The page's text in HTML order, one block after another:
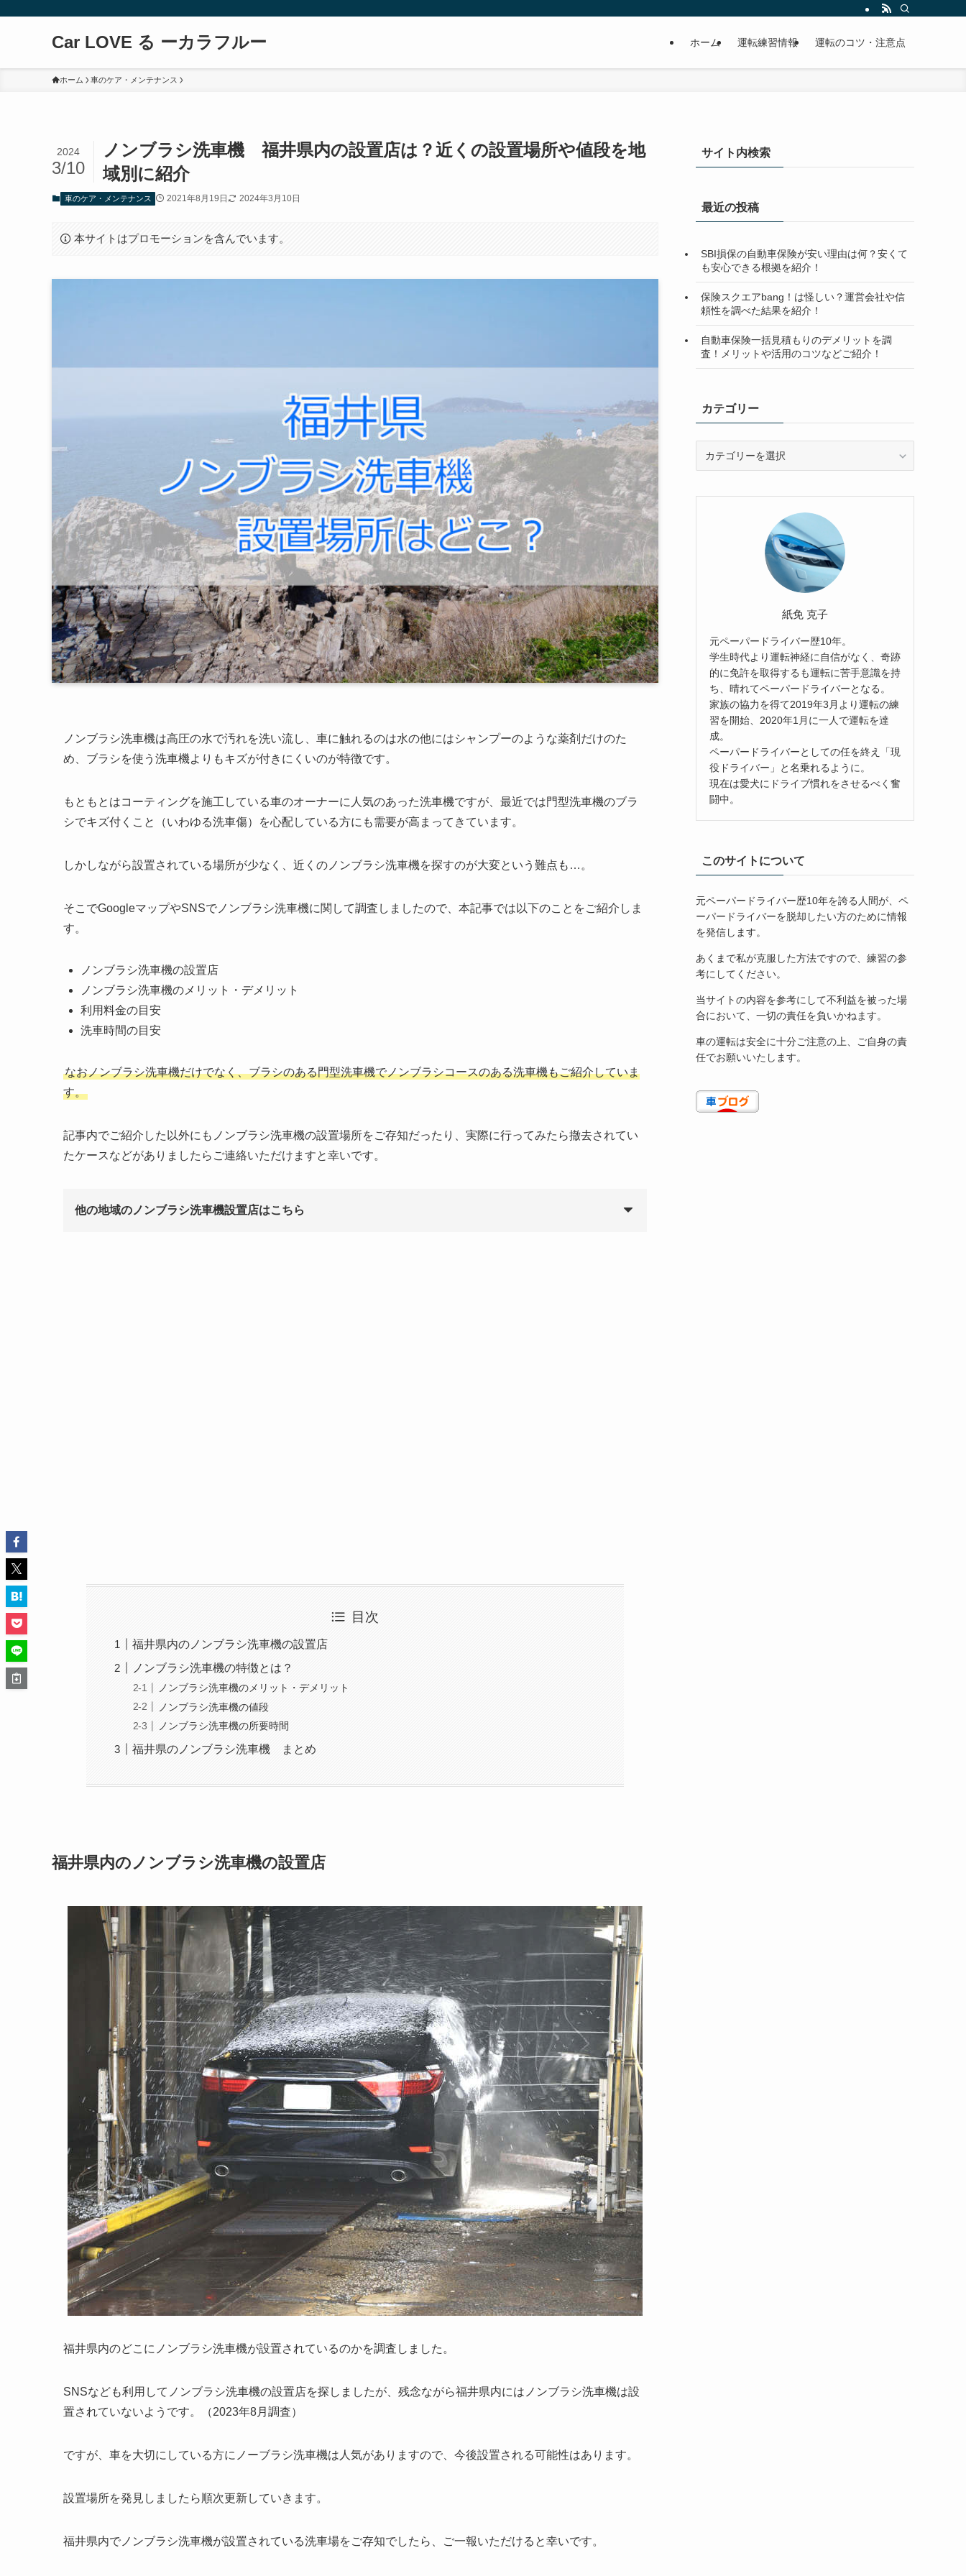
Car LOVE る ーカラフルー ホーム 運転練習情報 運転のコツ・注意点
ホーム 車のケア・メンテナンス
ノンブラシ洗車機 福井県内の設置店は？近くの設置場所や値段を地
域別に紹介
2024
3/10
車のケア・メンテナンス 2021年8月19日 2024年3月10日
本サイトはプロモーションを含んでいます。
ノンブラシ洗車機は高圧の水で汚れを洗い流し、車に触れるのは水の他にはシャンプーのような薬剤だけのた
め、ブラシを使う洗車機よりもキズが付きにくいのが特徴です。
もともとはコーティングを施工している車のオーナーに人気のあった洗車機ですが、最近では門型洗車機のブラ
シでキズ付くこと（いわゆる洗車傷）を心配している方にも需要が高まってきています。
しかしながら設置されている場所が少なく、近くのノンブラシ洗車機を探すのが大変という難点も…。
そこでGoogleマップやSNSでノンブラシ洗車機に関して調査しましたので、本記事では以下のことをご紹介しま
す。
ノンブラシ洗車機の設置店
ノンブラシ洗車機のメリット・デメリット
利用料金の目安
洗車時間の目安
なおノンブラシ洗車機だけでなく、ブラシのある門型洗車機でノンブラシコースのある洗車機もご紹介していま
す。
記事内でご紹介した以外にもノンブラシ洗車機の設置場所をご存知だったり、実際に行ってみたら撤去されてい
たケースなどがありましたらご連絡いただけますと幸いです。
他の地域のノンブラシ洗車機設置店はこちら
目次
福井県内のノンブラシ洗車機の設置店
ノンブラシ洗車機の特徴とは？
ノンブラシ洗車機のメリット・デメリット
ノンブラシ洗車機の値段
ノンブラシ洗車機の所要時間
福井県のノンブラシ洗車機 まとめ
福井県内のノンブラシ洗車機の設置店
福井県内のどこにノンブラシ洗車機が設置されているのかを調査しました。
SNSなども利用してノンブラシ洗車機の設置店を探しましたが、 残念ながら福井県内にはノンブラシ洗車機は設
置されていないようです。
（2023年8月調査）
ですが、車を大切にしている方にノーブラシ洗車機は人気がありますので、今後設置される可能性はあります。
設置場所を発見しましたら順次更新していきます。
福井県内でノンブラシ洗車機が設置されている洗車場をご存知でしたら、ご一報いただけると幸いです。
サイト内検索
最近の投稿
SBI損保の自動車保険が安い理由は何？安くて
も安心できる根拠を紹介！
保険スクエアbang！は怪しい？運営会社や信
頼性を調べた結果を紹介！
自動車保険一括見積もりのデメリットを調
査！メリットや活用のコツなどご紹介！
カテゴリー
リ
紙免 克子
元ペーパードライバー歴10年。
学生時代より運転神経に自信がなく、奇跡
的に免許を取得するも運転に苦手意識を持
ち、晴れてペーパードライバーとなる。
家族の協力を得て2019年3月より運転の練
習を開始、2020年1月に一人で運転を達
成。
ペーパードライバーとしての任を終え「現
役ドライバー」と名乗れるように。
現在は愛犬にドライブ慣れをさせるべく奮
闘中。
このサイトについて
元ペーパードライバー歴10年を誇る人間が、ペ
ーパードライバーを脱却したい方のために情報
を発信します。
あくまで私が克服した方法ですので、練習の参
考にしてください。
当サイトの内容を参考にして不利益を被った場
合において、一切の責任を負いかねます。
車の運転は安全に十分ご注意の上、ご自身の責
任でお願いいたします。